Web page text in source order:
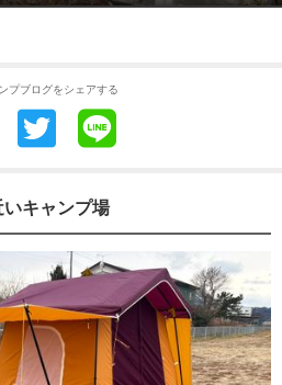
プブログをシェアする
キャンプ場